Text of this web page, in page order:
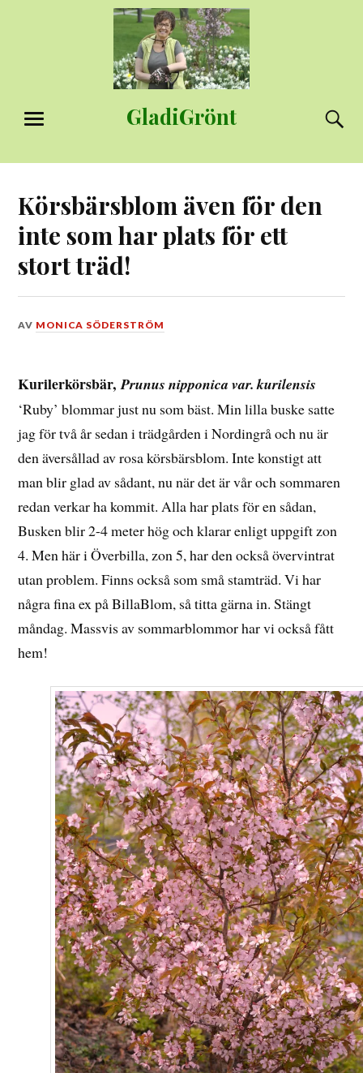
GladiGrönt
MENY
Körsbärsblom även för den
inte som har plats för ett
stort träd!
DEN
2018
AV MONICA SÖDERSTRÖM
Kurilerkörsbär,Prunus nipponica var. kurilensis
‘Ruby’ blommar just nu som bäst. Min lilla buske satte
jag för två år sedan i trädgården i Nordingrå och nu är
den äversållad av rosa körsbärsblom. Inte konstigt att
man blir glad av sådant, nu när det är vår och sommaren
redan verkar ha kommit. Alla har plats för en sådan,
Busken blir 2-4 meter hög och klarar enligt uppgift zon
4. Men här i Överbilla, zon 5, har den också övervintrat
utan problem. Finns också som små stamträd. Vi har
några fina ex på BillaBlom, så titta gärna in. Stängt
måndag. Massvis av sommarblommor har vi också fått
hem!